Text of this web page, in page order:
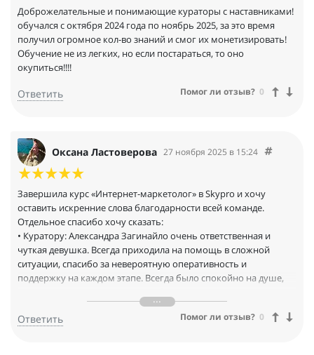
Доброжелательные и понимающие кураторы с наставниками!
обучался с октября 2024 года по ноябрь 2025, за это время
получил огромное кол-во знаний и смог их монетизировать!
Обучение не из легких, но если постараться, то оно
окупиться!!!!
Ответить Помог ли отзыв? 0
Оксана Ластоверова 27 ноября 2025 в 15:24
Завершила курс «Интернет-маркетолог» в Skypro и хочу
оставить искренние слова благодарности всей команде.
Отдельное спасибо хочу сказать:
• Куратору: Александра Загинайло очень ответственная и
чуткая девушка. Всегда приходила на помощь в сложной
ситуации, спасибо за невероятную оперативность и
поддержку на каждом этапе. Всегда было спокойно на душе,
игнорировала и отвечала на сообщения.
• Наставникам: за экспертизу и детальную обратную связь.
Ответить Помог ли отзыв? 0